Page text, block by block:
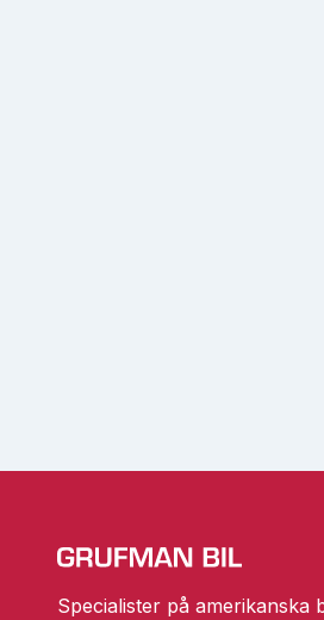
Specialister på amerikanska